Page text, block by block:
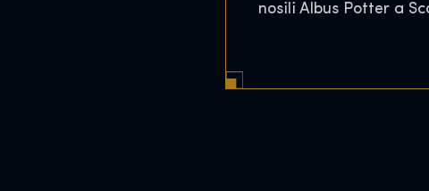
nosili Albus Potter a